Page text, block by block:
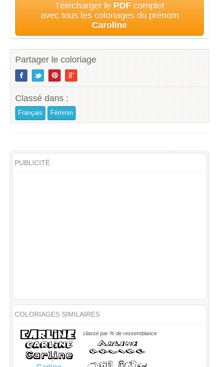
Télécharger le PDF complet
avec tous les coloriages du prénom
Caroline
Partager le coloriage
Classé dans :
Français Féminin
PUBLICITÉ
COLORIAGES SIMILAIRES
classé par % de ressemblance